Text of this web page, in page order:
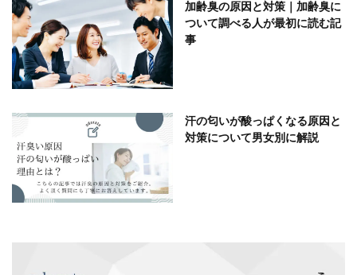
加齢臭の原因と対策｜加齢臭に
ついて調べる人が最初に読む記
事
汗の匂いが酸っぱくなる原因と
対策について男女別に解説